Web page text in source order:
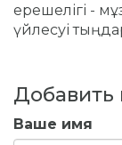
ерешелігі -
үйлесуі
Добавить
Ваше имя